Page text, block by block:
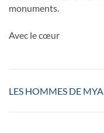
monuments.
Avec le cœur
LES HOMMES DE